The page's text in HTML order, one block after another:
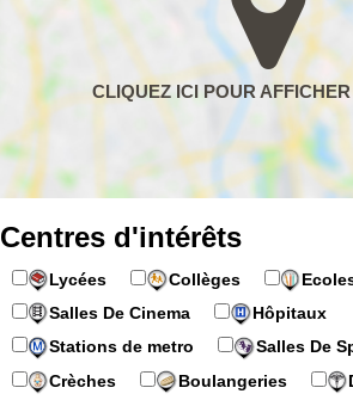
Centres d'intérêts
Lycées Collèges
Salles De Cinema
Hôpitaux
Stations de metro
Salles De
Crèches
Boulangeries